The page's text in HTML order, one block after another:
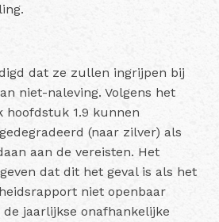
dat ze zullen ingrijpen bij
niet-naleving. Volgens het
hoofdstuk 1.9 kunnen
(naar zilver) als
aan de vereisten. Het
dat dit het geval is als het
niet openbaar
jaarlijkse onafhankelijke